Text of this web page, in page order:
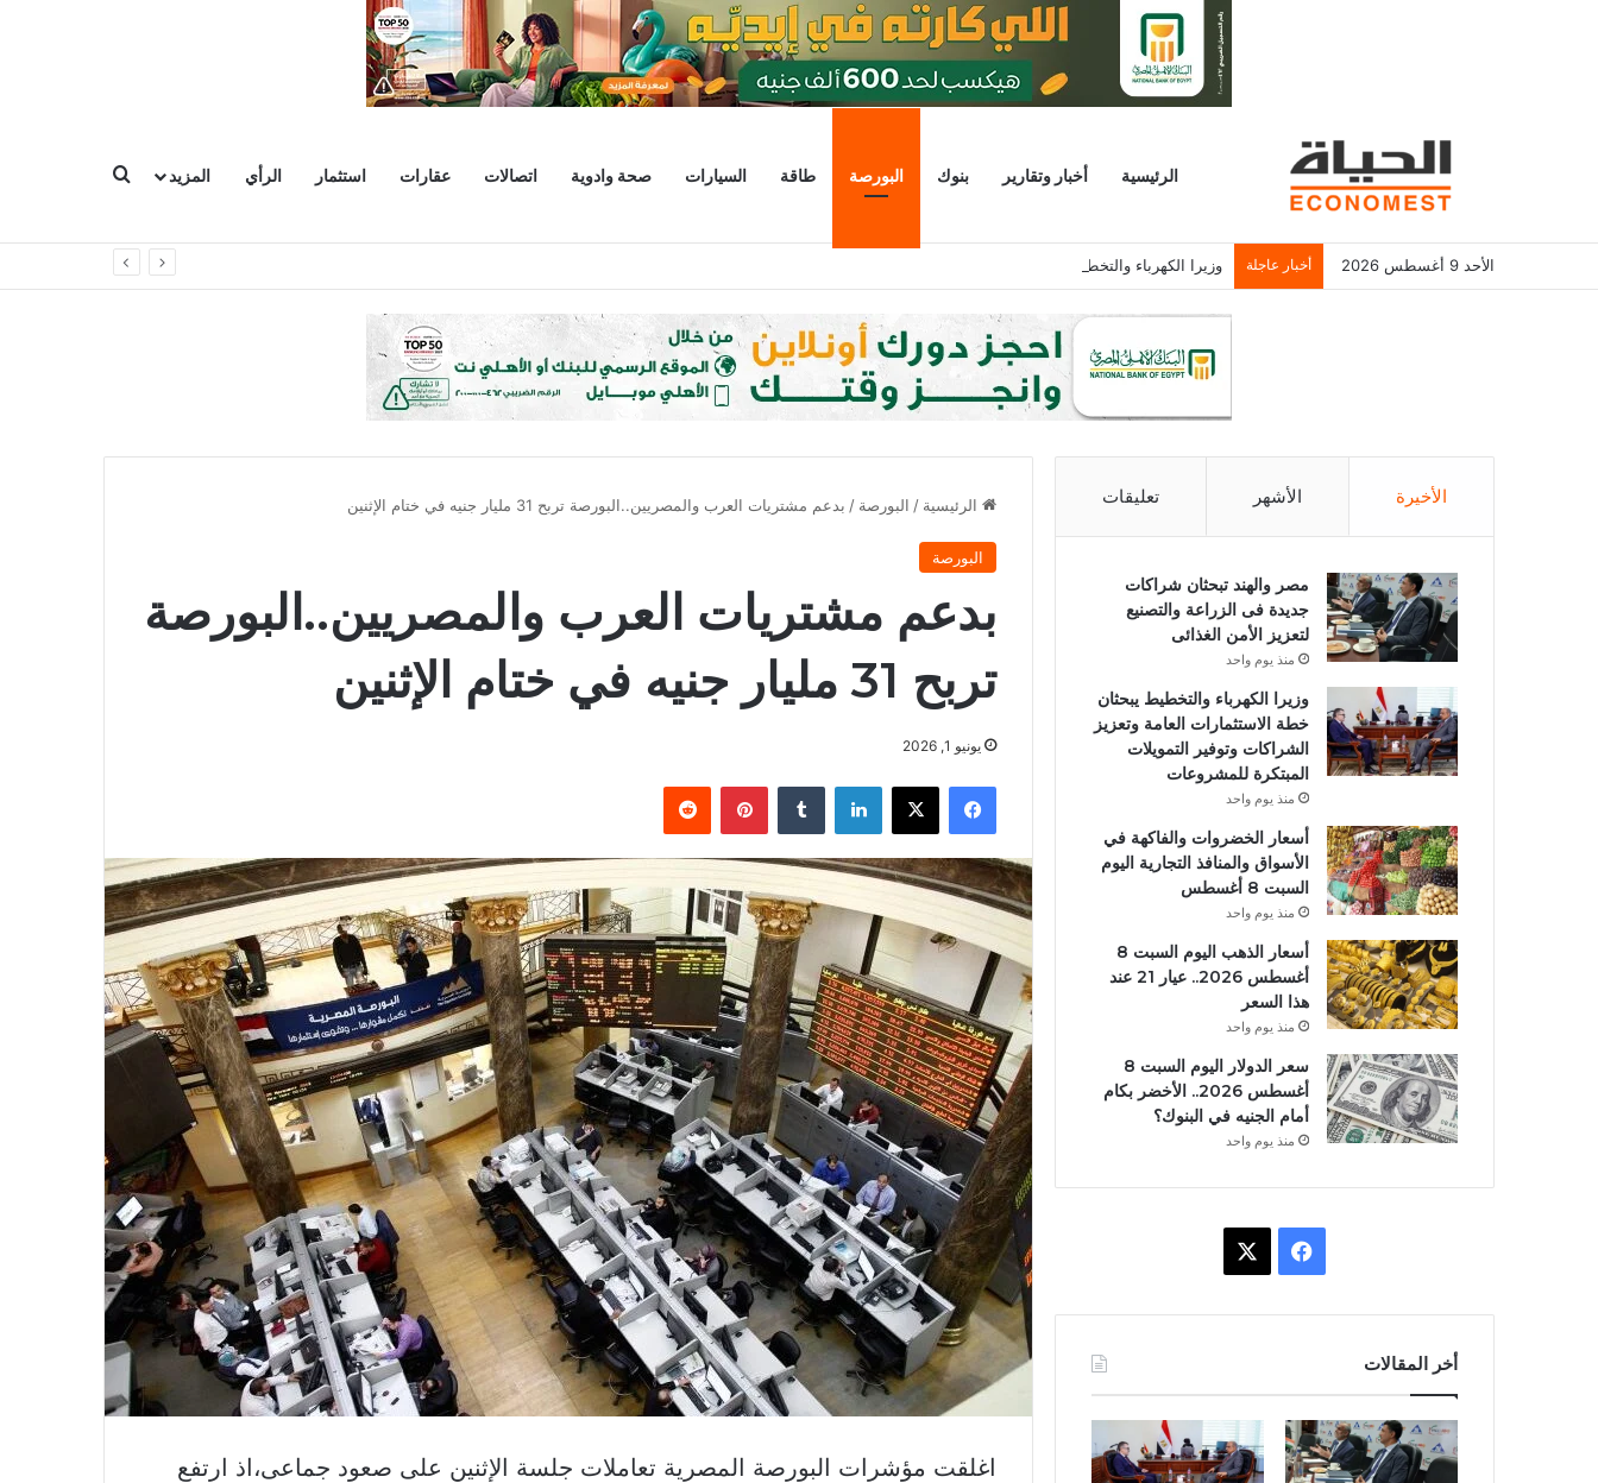
الرئيسية أخبار وتقارير بنوك البورصة طاقة السيارات صحة وادوية اتصالات عقارات استثمار الرأي المزيد بحث عن
الأحد 9 أغسطس 2026 أخبار عاجلة وزيرا الكهرباء والتخطيط يبحثان خطة الاستثمارات العامة وتعزيز الشراكات وتوفير التمويلات المبتكرة للمشروعات
الرئيسية / البورصة / بدعم مشتريات العرب والمصريين..البورصة تربح 31 مليار جنيه في ختام الإثنين
البورصة
بدعم مشتريات العرب والمصريين..البورصة
تربح 31 مليار جنيه في ختام الإثنين
يونيو 1, 2026
فيسبوك X لينكدإن بينتيريست
اغلقت مؤشرات البورصة المصرية تعاملات جلسة الإثنين على صعود جماعى،اذ ارتفع
الأخيرة الأشهر تعليقات
مصر والهند تبحثان شراكات
جديدة فى الزراعة والتصنيع
لتعزيز الأمن الغذائى
منذ يوم واحد
وزيرا الكهرباء والتخطيط يبحثان
خطة الاستثمارات العامة وتعزيز
الشراكات وتوفير التمويلات
المبتكرة للمشروعات
منذ يوم واحد
أسعار الخضروات والفاكهة في
الأسواق والمنافذ التجارية اليوم
السبت 8 أغسطس
منذ يوم واحد
أسعار الذهب اليوم السبت 8
أغسطس 2026.. عيار 21 عند
هذا السعر
منذ يوم واحد
سعر الدولار اليوم السبت 8
أغسطس 2026.. الأخضر بكام
أمام الجنيه في البنوك؟
منذ يوم واحد
فيسبوك
أخر المقالات